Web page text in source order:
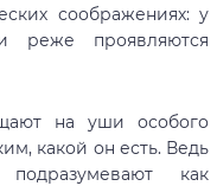
соображениях: у
реже проявляются
на уши особого
какой он есть. Ведь
как